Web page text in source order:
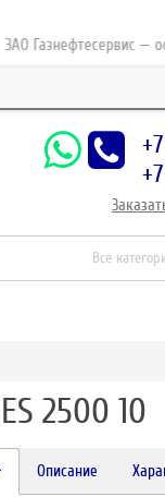
Газнефтесервис —
Все
2500 10
Описание